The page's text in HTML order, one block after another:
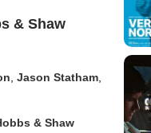
& Shaw
Jason Statham,
& Shaw